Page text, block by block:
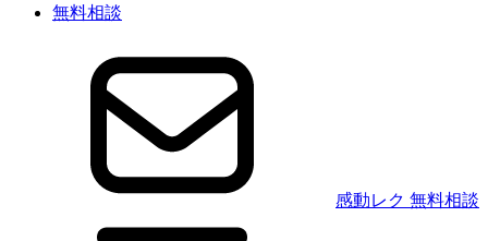
無料相談
感動レク 無料相談